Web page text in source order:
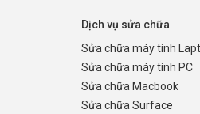
Dịch vụ sửa chữa
Sửa chữa máy tính
Sửa chữa máy tính PC
Sửa chữa Macbook
Sửa chữa Surface